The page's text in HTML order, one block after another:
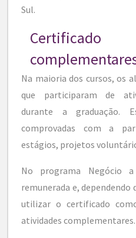
Sul.
Na maioria dos cursos, os
que participaram de
durante a graduação.
comprovadas com a
estágios, projetos
No programa Negócio
remunerada e,
utilizar o certificado
atividades complementares.